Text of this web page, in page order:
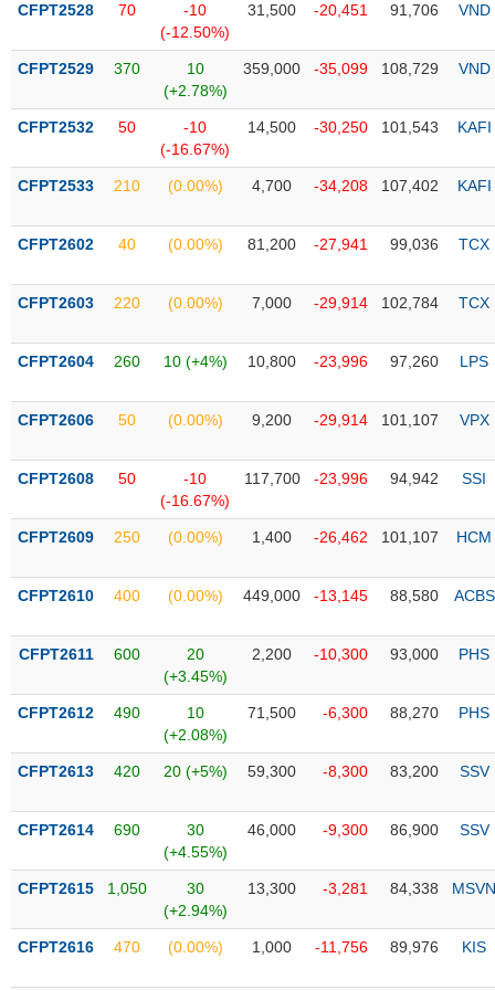
thái
phiếu
mô
thị
Niêm
Niêm
mới
yết
sung
niêm
yết
Theo
dõi
biệt
được
quỹ
mục
ETF
Cổ
chi
tiết
CFPT2528 70
-10
(-12.50%)
31,500 -20,451 91,706 VND
CFPT2529 370
10
(+2.78%)
359,000 -35,099 108,729 VND
CFPT2532 50
-10
(-16.67%)
14,500 -30,250 101,543 KAFI
CFPT2533 210 (0.00%) 4,700 -34,208 107,402 KAFI
CFPT2602 40 (0.00%) 81,200 -27,941 99,036 TCX
CFPT2603 220 (0.00%) 7,000 -29,914 102,784 TCX
CFPT2604 260 10 (+4%) 10,800 -23,996 97,260 LPS
CFPT2606 50 (0.00%) 9,200 -29,914 101,107 VPX
CFPT2608 50
-10
(-16.67%)
117,700 -23,996 94,942 SSI
CFPT2609 250 (0.00%) 1,400 -26,462 101,107 HCM
CFPT2610 400 (0.00%) 449,000 -13,145 88,580 ACBS
CFPT2611 600
20
(+3.45%)
2,200 -10,300 93,000 PHS
CFPT2612 490
10
(+2.08%)
71,500 -6,300 88,270 PHS
CFPT2613 420 20 (+5%) 59,300 -8,300 83,200 SSV
CFPT2614 690
30
(+4.55%)
46,000 -9,300 86,900 SSV
CFPT2615 1,050
30
(+2.94%)
13,300 -3,281 84,338 MSVN
CFPT2616 470 (0.00%) 1,000 -11,756 89,976 KIS
NGÀNH
DOANH
NGHIỆP
PHIẾU
PHÁI
TRÁI
CÔNG
ĐẦU
TƯ
DỮ
MỚI
Ngành
(-)